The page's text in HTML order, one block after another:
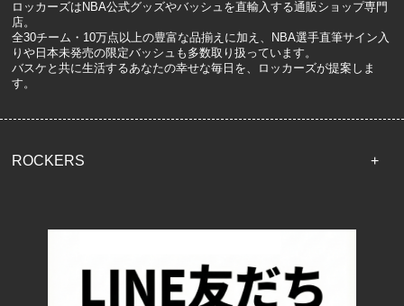
ロッカーズはNBA公式グッズやバッシュを直輸入する通販ショップ専門
店。
全30チーム・10万点以上の豊富な品揃えに加え、NBA選手直筆サイン入
りや日本未発売の限定バッシュも多数取り扱っています。
バスケと共に生活するあなたの幸せな毎日を、ロッカーズが提案しま
す。
ROCKERS
配送・送料について
返品について
お支払い方法について